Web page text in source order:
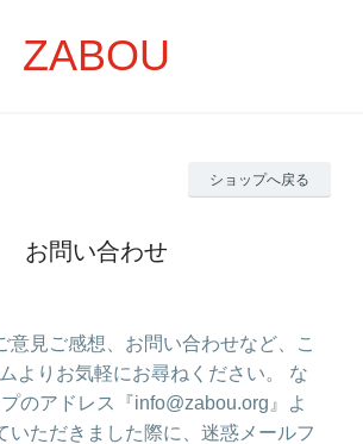
ZABOU
ショップへ戻る
お問い合わせ
意見ご感想、お問い合わせなど、こ
よりお気軽にお尋ねください。 な
のアドレス『info@zabou.org』よ
いただきました際に、迷惑メールフ